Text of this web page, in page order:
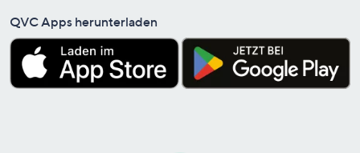
QVC Apps herunterladen